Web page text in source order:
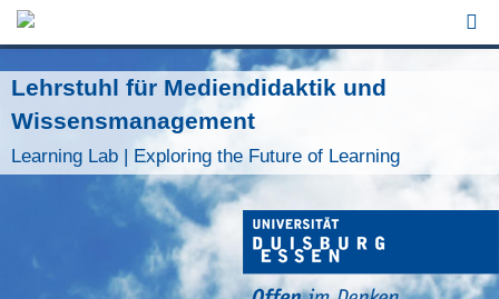
Jump to Navigation
Lehrstuhl für Mediendidaktik und
Wissensmanagement
Learning Lab | Exploring the Future of Learning